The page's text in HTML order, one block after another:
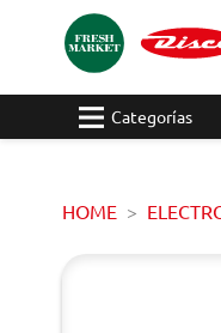
Categorías
HOME